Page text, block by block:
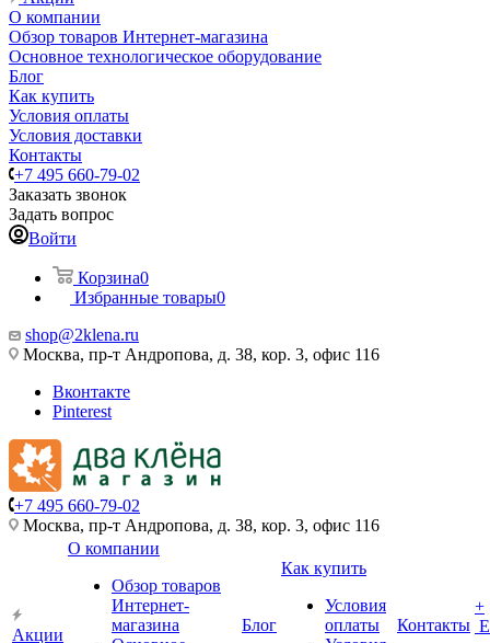
О компании
Обзор товаров Интернет-магазина
Основное технологическое оборудование
Блог
Как купить
Условия оплаты
Условия доставки
Контакты
+7 495 660-79-02
Заказать звонок
Задать вопрос
Войти
Корзина0
Избранные товары0
shop@2klena.ru
Москва, пр-т Андропова, д. 38, кор. 3, офис 116
Вконтакте
Pinterest
+7 495 660-79-02
Москва, пр-т Андропова, д. 38, кор. 3, офис 116
Акции
О компании
Обзор товаров
Интернет-
магазина
Блог
Как купить
Условия
оплаты
Контакты
+